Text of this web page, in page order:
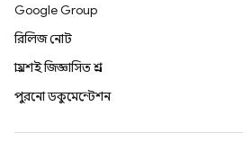
Google Group
রিলিজ নোট
প্রায়শই জিজ্ঞাসিত প্রশ্ন
পুরনো ডকুমেন্টেশন